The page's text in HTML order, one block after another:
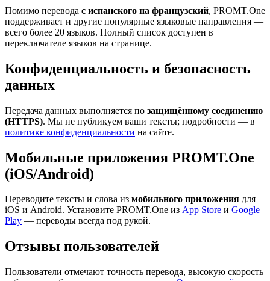
Помимо перевода с испанского на французский, PROMT.One
поддерживает и другие популярные языковые направления —
всего более 20 языков. Полный список доступен в
переключателе языков на странице.
Конфиденциальность и безопасность
данных
Передача данных выполняется по защищённому соединению
(HTTPS). Мы не публикуем ваши тексты; подробности — в
политике конфиденциальности на сайте.
Мобильные приложения PROMT.One
(iOS/Android)
Переводите тексты и слова из мобильного приложения для
iOS и Android. Установите PROMT.One из App Store и Google
Play — переводы всегда под рукой.
Отзывы пользователей
Пользователи отмечают точность перевода, высокую скорость